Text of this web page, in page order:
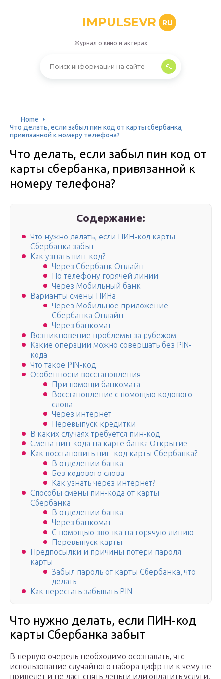
IMPULSEVR RU
Журнал о кино и актерах
Home
Что делать, если забыл пин код от карты сбербанка,
привязанной к номеру телефона?
Что делать, если забыл пин код от
карты сбербанка, привязанной к
номеру телефона?
Содержание:
Что нужно делать, если ПИН-код карты
Сбербанка забыт
Как узнать пин-код?
Через Сбербанк Онлайн
По телефону горячей линии
Через Мобильный банк
Варианты смены ПИНа
Через Мобильное приложение
Сбербанка Онлайн
Через банкомат
Возникновение проблемы за рубежом
Какие операции можно совершать без PIN-
кода
Что такое PIN-код
Особенности восстановления
При помощи банкомата
Восстановление с помощью кодового
слова
Через интернет
Перевыпуск кредитки
В каких случаях требуется пин-код
Смена пин-кода на карте банка Открытие
Как восстановить пин-код карты Сбербанка?
В отделении банка
Без кодового слова
Как узнать через интернет?
Способы смены пин-кода от карты
Сбербанка
В отделении банка
Через банкомат
С помощью звонка на горячую линию
Перевыпуск карты
Предпосылки и причины потери пароля
карты
Забыл пароль от карты Сбербанка, что
делать
Как перестать забывать PIN
Что нужно делать, если ПИН-код
карты Сбербанка забыт
В первую очередь необходимо осознавать, что
использование случайного набора цифр ни к чему не
приведет и не даст снять деньги или оплатить услуги.